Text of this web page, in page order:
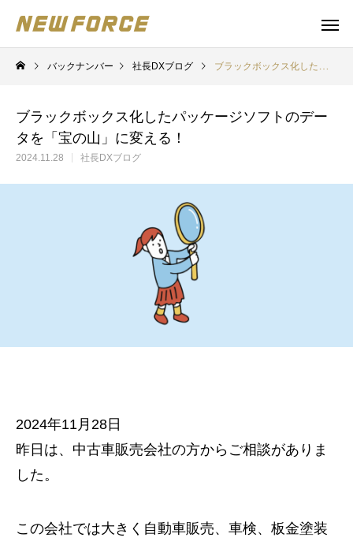
WEBコンテンツ
WEBマーケティング戦略立案 補助金の取得
バックナンバー 社長DXブログ ブラックボックス化したパッケージソフトのデータを「宝の山」に変える！
ブラックボックス化したパッケージソフトのデー
タを「宝の山」に変える！
2024.11.28 社長DXブログ
2024年11月28日
昨日は、中古車販売会社の方からご相談がありま
した。
この会社では大きく自動車販売、車検、板金塗装